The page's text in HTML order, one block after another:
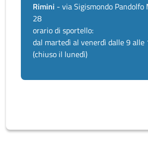
Rimini - via Sigismondo Pandolfo
28
orario di sportello:
dal martedì al venerdì dalle 9 alle
(chiuso il lunedì)